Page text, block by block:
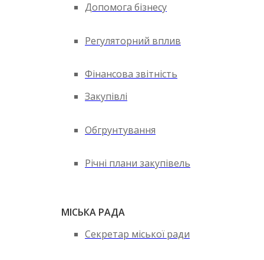
Допомога бізнесу
Регуляторний вплив
Фінансова звітність
Закупівлі
Обгрунтування
Річні плани закупівель
МІСЬКА РАДА
Секретар міської ради